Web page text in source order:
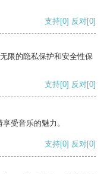
支持[0] 反对[0]
限的隐私保护和安全性保
支持[0] 反对[0]
受音乐的魅力。
支持[0] 反对[0]